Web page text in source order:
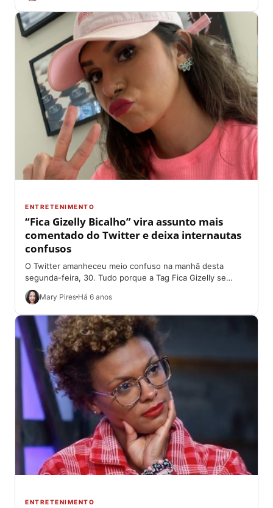
ENTRETENIMENTO
“Fica Gizelly Bicalho” vira assunto mais
comentado do Twitter e deixa internautas
confusos
O Twitter amanheceu meio confuso na manhã desta
segunda-feira, 30. Tudo porque a Tag Fica Gizelly se
tornou o assunto mais comentado...
Mary Pires Há 6 anos
ENTRETENIMENTO